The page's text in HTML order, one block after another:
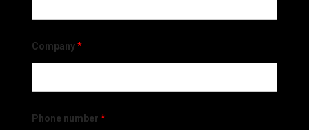
Company*
Phone number *